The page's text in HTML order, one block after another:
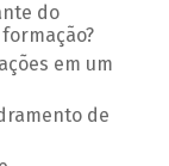
do
em um
de